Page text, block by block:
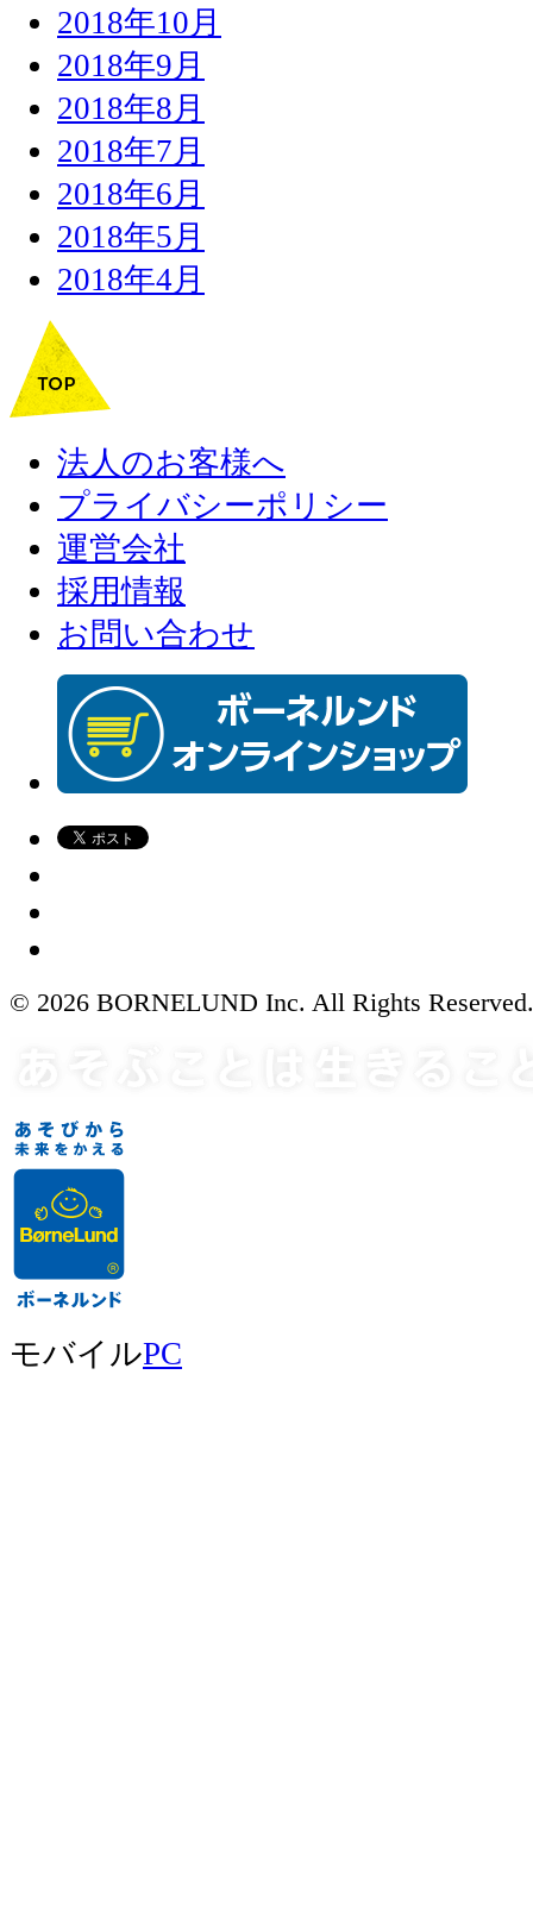
2018年10月
2018年9月
2018年8月
2018年7月
2018年6月
2018年5月
2018年4月
法人のお客様へ
プライバシーポリシー
運営会社
採用情報
お問い合わせ
© 2026 BORNELUND Inc. All Rights Reserved.
モバイルPC